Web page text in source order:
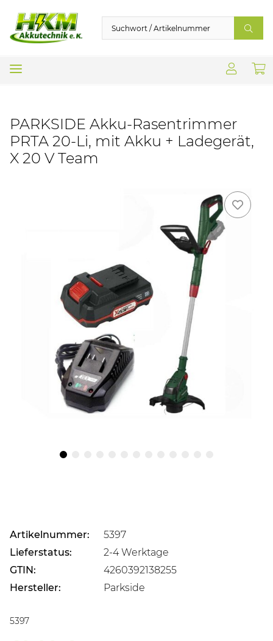
PARKSIDE Akku-Rasentrimmer
PRTA 20-Li, mit Akku + Ladegerät,
X 20 V Team
Artikelnummer:
5397
Lieferstatus:
2-4 Werktage
GTIN:
4260392138255
Hersteller:
Parkside
5397